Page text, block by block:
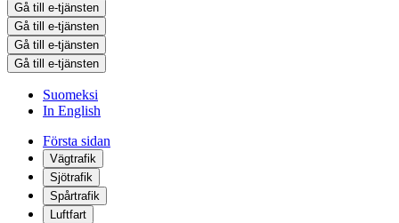
Gå till e-tjänsten
Gå till e-tjänsten
Gå till e-tjänsten
Gå till e-tjänsten
Suomeksi
In English
Första sidan
Vägtrafik
Sjötrafik
Spårtrafik
Luftfart